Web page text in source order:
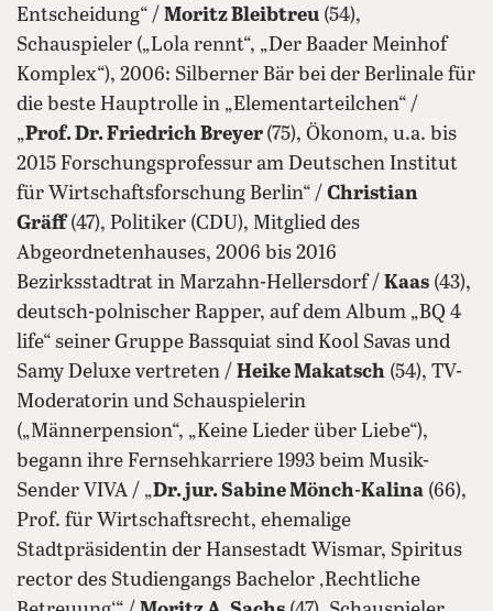
Entscheidung“ / Moritz Bleibtreu (54),
Schauspieler („Lola rennt“, „Der Baader Meinhof
Komplex“), 2006: Silberner Bär bei der Berlinale für
die beste Hauptrolle in „Elementarteilchen“ /
„Prof. Dr. Friedrich Breyer (75), Ökonom, u.a. bis
2015 Forschungsprofessur am Deutschen Institut
für Wirtschaftsforschung Berlin“ / Christian
Gräff(47), Politiker (CDU), Mitglied des
Abgeordnetenhauses, 2006 bis 2016
Bezirksstadtrat in Marzahn-Hellersdorf / Kaas (43),
deutsch-polnischer Rapper, auf dem Album „BQ 4
life“ seiner Gruppe Bassquiat sind Kool Savas und
Samy Deluxe vertreten / Heike Makatsch (54), TV-
Moderatorin und Schauspielerin
(„Männerpension“, „Keine Lieder über Liebe“),
begann ihre Fernsehkarriere 1993 beim Musik-
Sender VIVA / „Dr. jur. Sabine Mönch-Kalina (66),
Prof. für Wirtschaftsrecht, ehemalige
Stadtpräsidentin der Hansestadt Wismar, Spiritus
rector des Studiengangs Bachelor ‚Rechtliche